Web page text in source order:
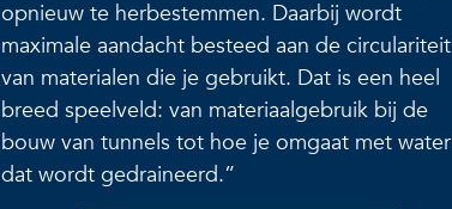
opnieuw te herbestemmen. Daarbij wordt
maximale aandacht besteed aan de circulariteit
van materialen die je gebruikt. Dat is een heel
breed speelveld: van materiaalgebruik bij de
bouw van tunnels tot hoe je omgaat met water
dat wordt gedraineerd.”